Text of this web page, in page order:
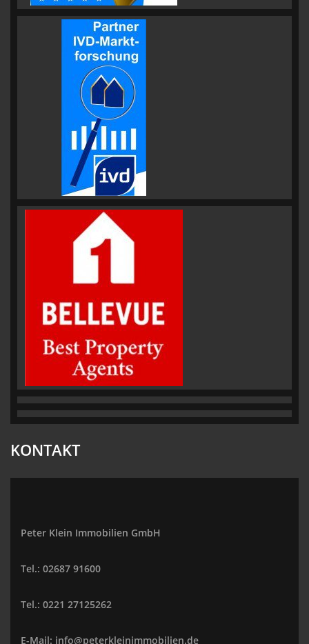
KONTAKT
Peter Klein Immobilien GmbH
Tel.: 02687 91600
Tel.: 0221 27125262
E-Mail: info@peterkleinimmobilien.de